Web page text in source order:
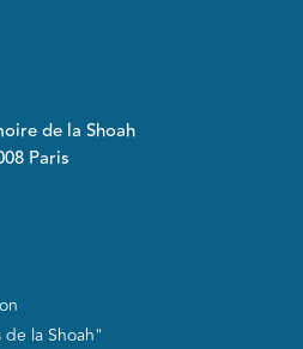
de la Shoah
Paris
la Shoah"